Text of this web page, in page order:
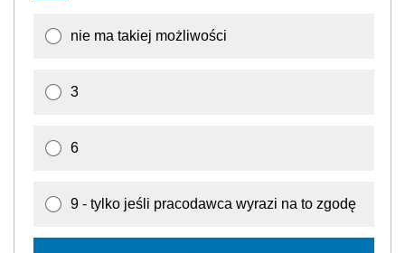
nie ma takiej możliwości
3
6
9 - tylko jeśli pracodawca wyrazi na to zgodę